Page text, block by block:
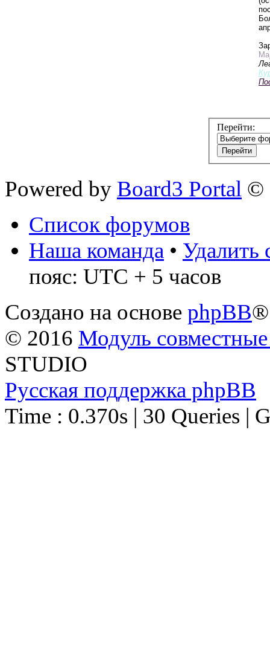
Перейти:
Powered by Board3 Portal ©
Список форумов
Наша команда • Удалить
пояс: UTC + 5 часов
Создано на основе phpBB®
© 2016 Модуль
STUDIO
Русская поддержка phpBB
Time : 0.370s | 30 Queries |